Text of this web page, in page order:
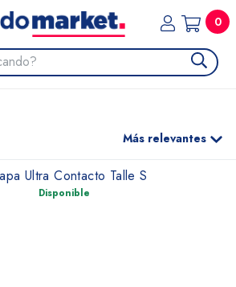
0
Más relevantes
Ultra Contacto Talle S
Disponible